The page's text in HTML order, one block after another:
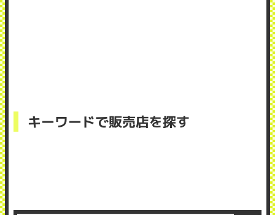
キーワードで販売店を探す